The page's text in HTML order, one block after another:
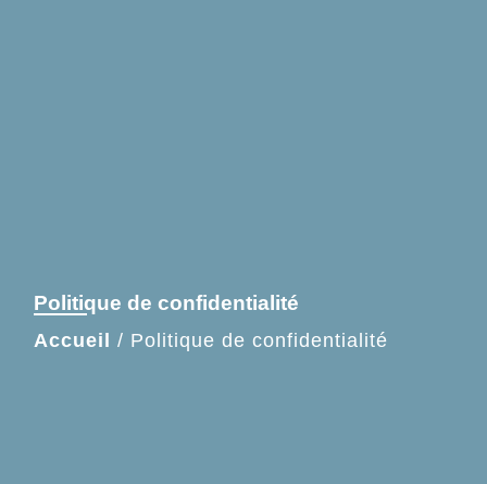
Politique de confidentialité
Accueil / Politique de confidentialité